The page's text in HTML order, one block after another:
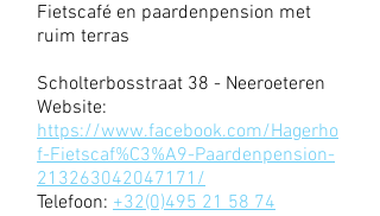
Fietscafé en paardenpension met
ruim terras
Scholterbosstraat 38 - Neeroeteren
Website:
https://www.facebook.com/Hagerho
f-Fietscaf%C3%A9-Paardenpension-
213263042047171/
Telefoon: +32(0)495 21 58 74